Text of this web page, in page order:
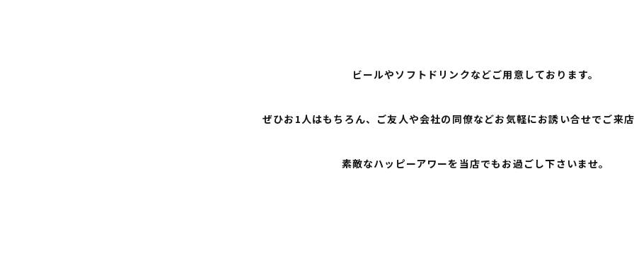
ビールやソフトドリンクなどご用意しております。
ぜひお1人はもちろん、ご友人や会社の同僚などお気軽にお誘い合せでご来
素敵なハッピーアワーを当店でもお過ごし下さいませ。